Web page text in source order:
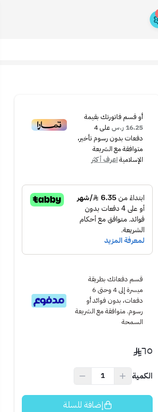
أو قسم فاتورتك بقيمة
16.25 ر.س
على4
دفعات بدون رسوم تأخير،
متوافقة مع الشريعة
الإسلاميةاعرف أكثر
قسم دفعاتك بطريقة
ميسرة إلى 4 وحتى 6
دفعات، بدون فوائد أو
رسوم. متوافقة مع الشريعة
السمحة
٦٥
الكمية
إضافة للسلة